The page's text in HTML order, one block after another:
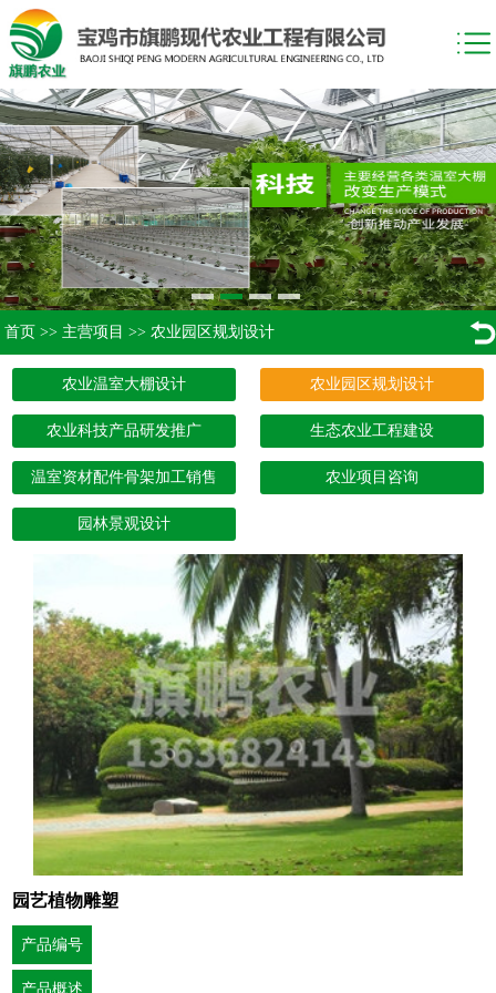
首页 >> 主营项目 >> 农业园区规划设计
农业温室大棚设计 农业园区规划设计
农业科技产品研发推广 生态农业工程建设
温室资材配件骨架加工销售 农业项目咨询
园林景观设计
园艺植物雕塑
产品编号
产品概述